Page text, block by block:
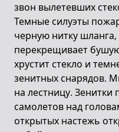
звон вылетевших
Темные силуэты
черную нитку шланга,
перекрещивает
хрустит стекло и
зенитных снарядов.
на лестницу. Зенитки
самолетов над
открытых настежь